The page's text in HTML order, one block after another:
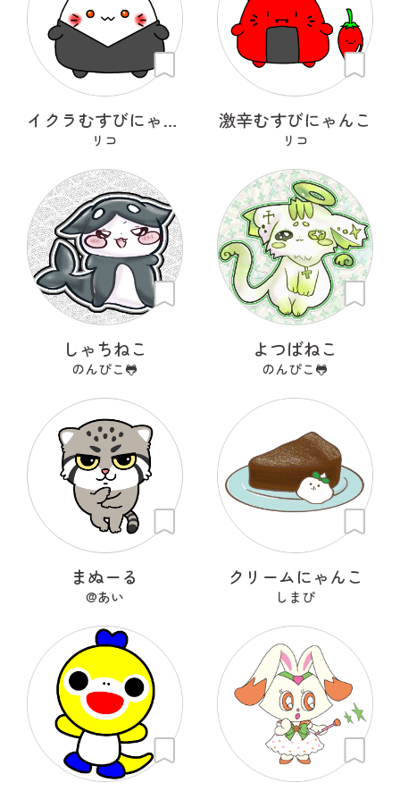
イクラむすびにゃんこ
リコ
激辛むすびにゃんこ
リコ
しゃちねこ
のんぴこ🐸
よつばねこ
のんぴこ🐸
まぬーる
@あい
クリームにゃんこ
しまぴ